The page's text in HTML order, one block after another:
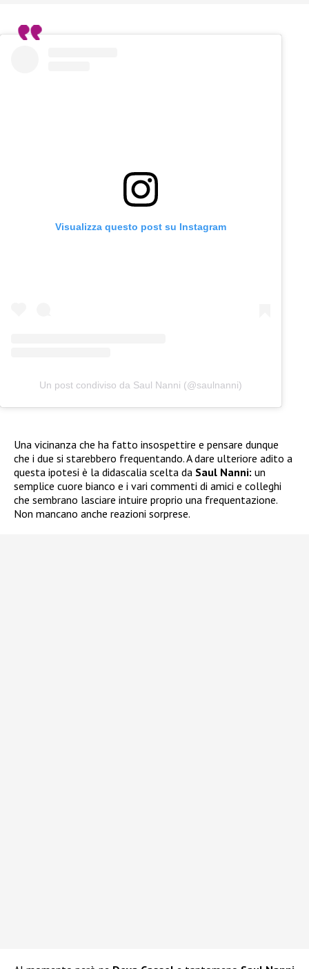
Visualizza questo post su Instagram
Un post condiviso da Saul Nanni (@saulnanni)
Una vicinanza che ha fatto insospettire e pensare dunque
che i due si starebbero frequentando. A dare ulteriore adito a
questa ipotesi è la didascalia scelta da Saul Nanni: un
semplice cuore bianco e i vari commenti di amici e colleghi
che sembrano lasciare intuire proprio una frequentazione.
Non mancano anche reazioni sorprese.